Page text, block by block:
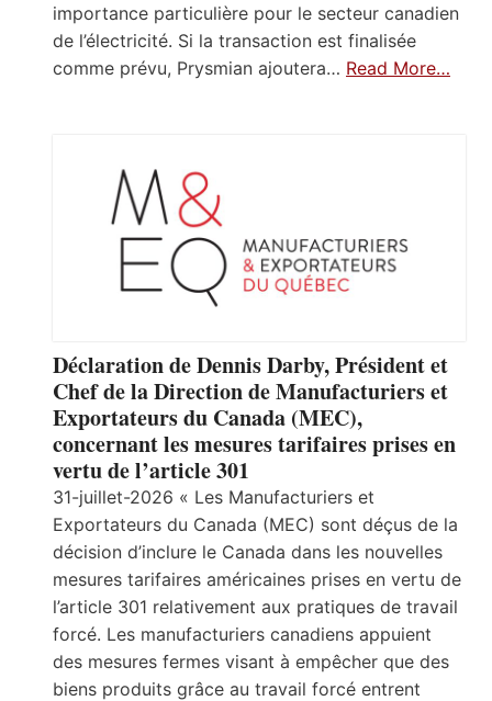
importance particulière pour le secteur canadien
de l’électricité. Si la transaction est finalisée
comme prévu, Prysmian ajoutera… Read More…
Déclaration de Dennis Darby, Président et
Chef de la Direction de Manufacturiers et
Exportateurs du Canada (MEC),
concernant les mesures tarifaires prises en
vertu de l’article 301
31-juillet-2026 « Les Manufacturiers et
Exportateurs du Canada (MEC) sont déçus de la
décision d’inclure le Canada dans les nouvelles
mesures tarifaires américaines prises en vertu de
l’article 301 relativement aux pratiques de travail
forcé. Les manufacturiers canadiens appuient
des mesures fermes visant à empêcher que des
biens produits grâce au travail forcé entrent